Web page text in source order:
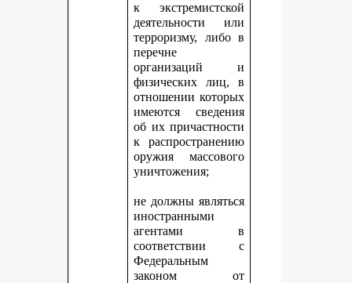
к экстремистской
деятельности или
терроризму, либо в
перечне
организаций и
физических лиц, в
отношении которых
имеются сведения
об их причастности
к распространению
оружия массового
уничтожения;
не должны являться
иностранными
агентами в
соответствии с
Федеральным
законом от